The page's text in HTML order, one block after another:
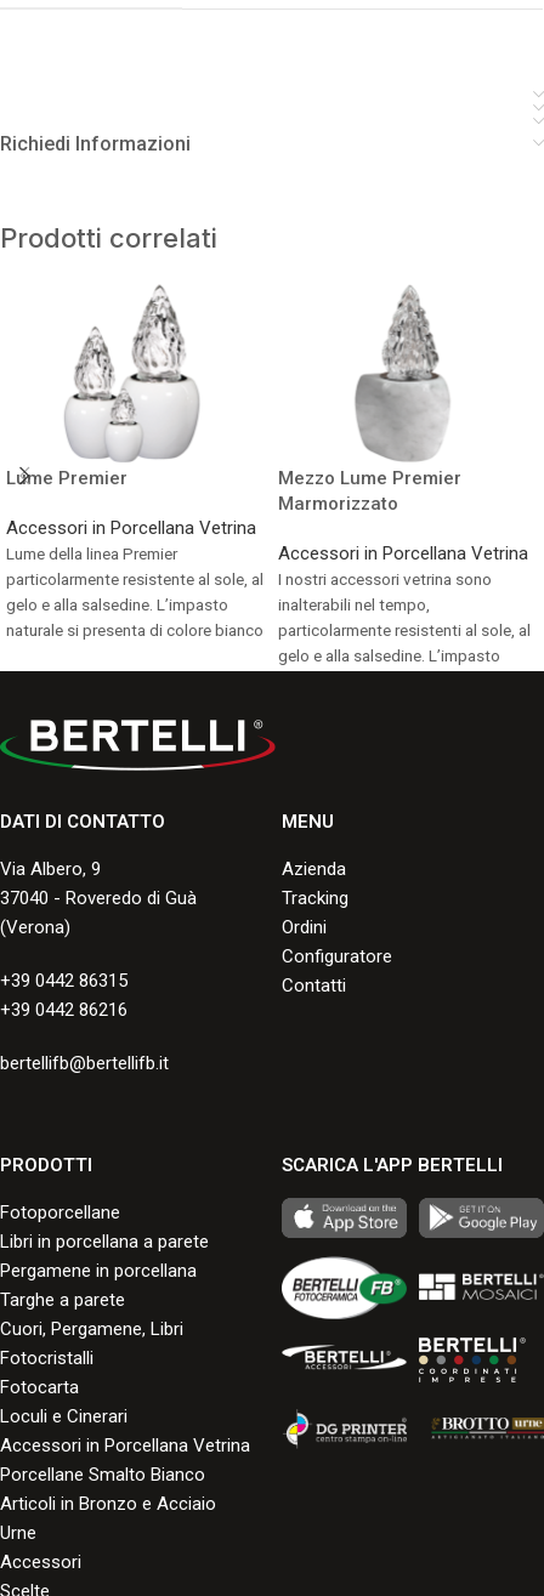
Richiedi Informazioni
Prodotti correlati
Lume Premier
Accessori in Porcellana Vetrina
Lume della linea Premier
particolarmente resistente al sole, al
gelo e alla salsedine. L’impasto
naturale si presenta di colore bianco
Mezzo Lume Premier
Marmorizzato
Accessori in Porcellana Vetrina
I nostri accessori vetrina sono
inalterabili nel tempo,
particolarmente resistenti al sole, al
gelo e alla salsedine. L’impasto
DATI DI CONTATTO
Via Albero, 9
37040 - Roveredo di Guà
(Verona)
+39 0442 86315
+39 0442 86216
bertellifb@bertellifb.it
MENU
Azienda
Tracking
Ordini
Configuratore
Contatti
PRODOTTI
Fotoporcellane
Libri in porcellana a parete
Pergamene in porcellana
Targhe a parete
Cuori, Pergamene, Libri
Fotocristalli
Fotocarta
Loculi e Cinerari
Accessori in Porcellana Vetrina
Porcellane Smalto Bianco
Articoli in Bronzo e Acciaio
Urne
Accessori
Scelte
SCARICA L'APP BERTELLI